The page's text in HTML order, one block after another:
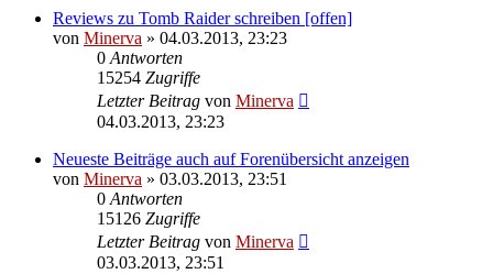
Reviews zu Tomb Raider schreiben [offen]
von Minerva » 04.03.2013, 23:23
0 Antworten
15254 Zugriffe
Letzter Beitrag von Minerva
04.03.2013, 23:23
Neueste Beiträge auch auf Forenübersicht anzeigen
von Minerva » 03.03.2013, 23:51
0 Antworten
15126 Zugriffe
Letzter Beitrag von Minerva
03.03.2013, 23:51